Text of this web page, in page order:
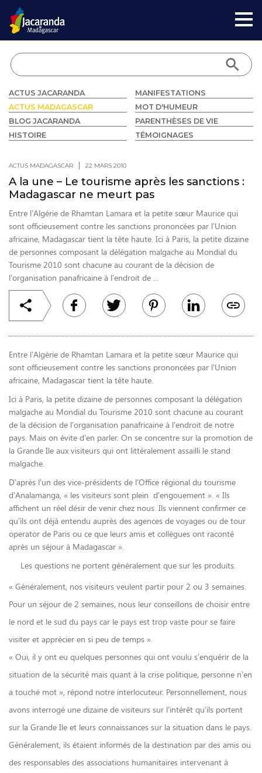
ACTUS JACARANDA
ACTUS MADAGASCAR
BLOG JACARANDA
HISTOIRE
MANIFESTATIONS
MOT D'HUMEUR
PARENTHÈSES DE VIE
TÉMOIGNAGES
ACTUS MADAGASCAR 22 MARS 2010
A la une – Le tourisme après les sanctions :
Madagascar ne meurt pas
Entre l’Algérie de Rhamtan Lamara et la petite sœur Maurice qui
sont officieusement contre les sanctions prononcées par l’Union
africaine, Madagascar tient la tête haute. Ici à Paris, la petite dizaine
de personnes composant la délégation malgache au Mondial du
Tourisme 2010 sont chacune au courant de la décision de
l’organisation panafricaine à l’endroit de ...
Entre l’Algérie de Rhamtan Lamara et la petite sœur Maurice qui
sont officieusement contre les sanctions prononcées par l’Union
africaine, Madagascar tient la tête haute.
Ici à Paris, la petite dizaine de personnes composant la délégation
malgache au Mondial du Tourisme 2010 sont chacune au courant
de la décision de l’organisation panafricaine à l’endroit de notre
pays. Mais on évite d’en parler. On se concentre sur la promotion de
la Grande Ile aux visiteurs qui ont littéralement assailli le stand
malgache.
D’après l’un des vice-présidents de l’Office régional du tourisme
d’Analamanga, « les visiteurs sont plein d’engouement ». « Ils
affichent un réel désir de venir chez nous. Ils viennent confirmer ce
qu’ils ont déjà entendu auprès des agences de voyages ou de tour
operator de Paris ou ce que leurs amis et collègues ont raconté
après un séjour à Madagascar ».
Les questions ne portent généralement que sur les produits.
« Généralement, nos visiteurs veulent partir pour 2 ou 3 semaines.
Pour un séjour de 2 semaines, nous leur conseillons de choisir entre
le nord et le sud du pays car le pays est trop vaste pour se faire
visiter et apprécier en si peu de temps ».
« Oui, il y ont eu quelques personnes qui ont voulu s’enquérir de la
situation de la sécurité mais quant à la crise politique, personne n’en
a touché mot », répond notre interlocuteur. Personnellement, nous
avons interrogé une dizaine de visiteurs sur l’intérêt qu’ils portent
sur la Grande Ile et leurs connaissances sur la situation dans le pays.
Généralement, ils étaient informés de la destination par des amis ou
des responsables des associations humanitaires intervenant à